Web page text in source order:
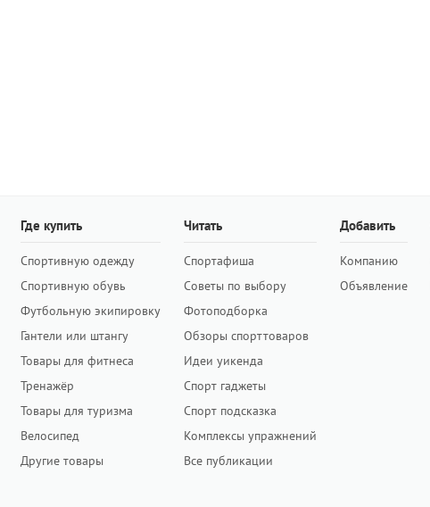
Где купить
Спортивную одежду
Спортивную обувь
Футбольную экипировку
Гантели или штангу
Товары для фитнеса
Тренажёр
Товары для туризма
Велосипед
Другие товары
Читать
Спортафиша
Советы по выбору
Фотоподборка
Обзоры спорттоваров
Идеи уикенда
Спорт гаджеты
Спорт подсказка
Комплексы упражнений
Все публикации
Добавить
Компанию
Объявление